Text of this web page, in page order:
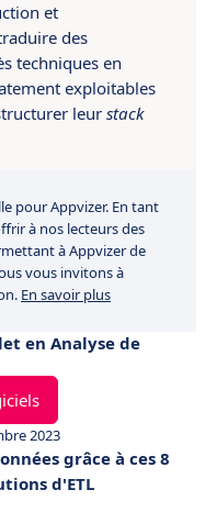
et
des
techniques en
exploitables
leur stack
pour Appvizer. En tant
à nos lecteurs des
à Appvizer de
vous invitons à
En savoir plus
en Analyse de
2023
grâce à ces 8
d'ETL